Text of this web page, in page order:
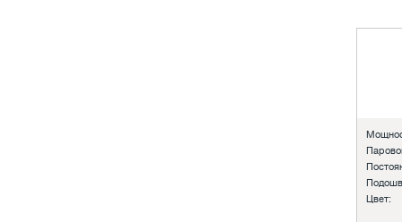
Цвет: